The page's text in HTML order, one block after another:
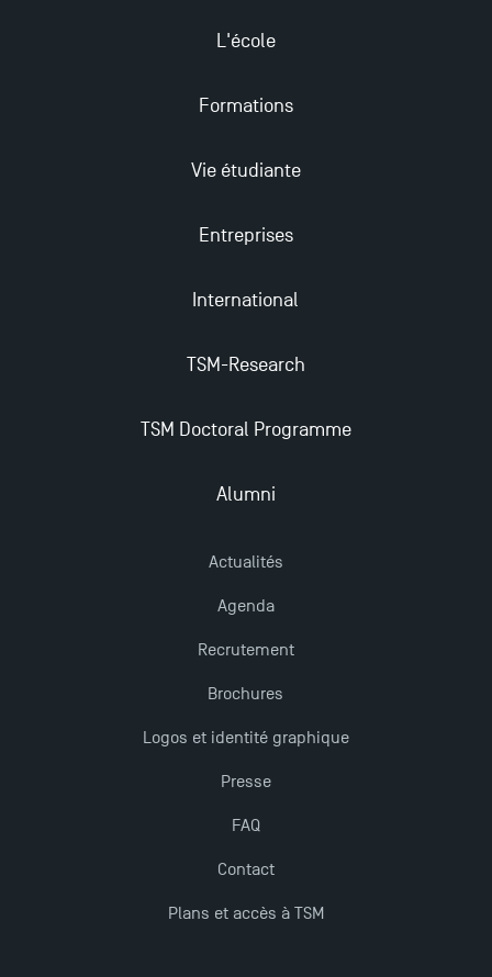
Les meilleurs mémoires du M2 Comptabilité
Derniers jours pour candidater aux formations
Management pour 2025 : des opportunités encore
L'école
Formations
Vie étudiante
Entreprises
International
TSM-Research
TSM Doctoral Programme
Alumni
Actualités
Agenda
Recrutement
Brochures
Logos et identité graphique
Presse
FAQ
Contact
Plans et accès à TSM